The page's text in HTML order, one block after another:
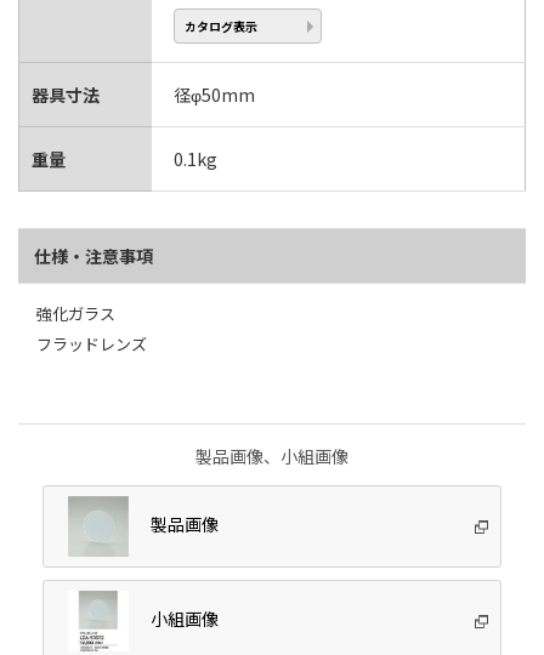
カタログ表示
器具寸法 径φ50mm
重量 0.1kg
仕様・注意事項
強化ガラス
フラッドレンズ
製品画像、小組画像
製品画像
小組画像